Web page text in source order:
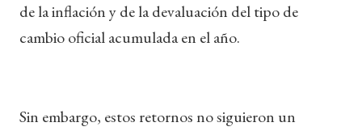
de la inflación y de la devaluación del tipo de
cambio oficial acumulada en el año.
Sin embargo, estos retornos no siguieron un